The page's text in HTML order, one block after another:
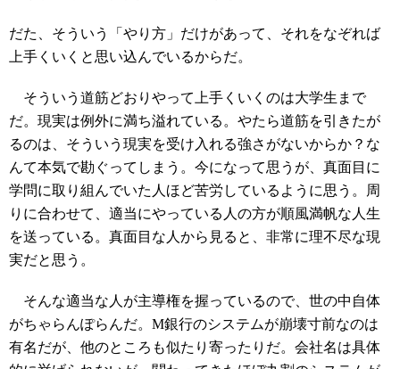
だた、そういう「やり方」だけがあって、それをなぞれば
上手くいくと思い込んでいるからだ。
そういう道筋どおりやって上手くいくのは大学生まで
だ。現実は例外に満ち溢れている。やたら道筋を引きたが
るのは、そういう現実を受け入れる強さがないからか？な
んて本気で勘ぐってしまう。今になって思うが、真面目に
学問に取り組んでいた人ほど苦労しているように思う。周
りに合わせて、適当にやっている人の方が順風満帆な人生
を送っている。真面目な人から見ると、非常に理不尽な現
実だと思う。
そんな適当な人が主導権を握っているので、世の中自体
がちゃらんぽらんだ。M銀行のシステムが崩壊寸前なのは
有名だが、他のところも似たり寄ったりだ。会社名は具体